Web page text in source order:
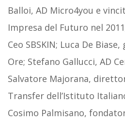
Balloi, AD Micro4you e
Impresa del Futuro nel
Ceo SBSKIN; Luca De
Ore; Stefano Gallucci, AD
Salvatore Majorana,
Transfer dell’Istituto
Cosimo Palmisano,